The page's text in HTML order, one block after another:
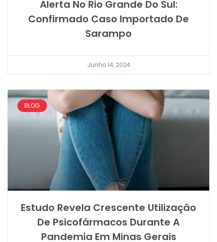
Alerta No Rio Grande Do Sul:
Confirmado Caso Importado De
Sarampo
Junho 14, 2024
BLOG
Estudo Revela Crescente Utilização
De Psicofármacos Durante A
Pandemia Em Minas Gerais